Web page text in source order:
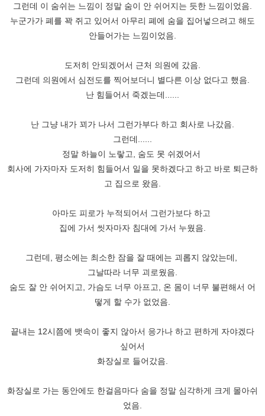
그런데 이 숨쉬는 느낌이 정말 숨이 안 쉬어지는 듯한 느낌이었음.
누군가가 폐를 꽉 쥐고 있어서 아무리 폐에 숨을 집어넣으려고 해도
안들어가는 느낌이었음.
도저히 안되겠어서 근처 의원에 갔음.
그런데 의원에서 심전도를 찍어보더니 별다른 이상 없다고 했음.
난 힘들어서 죽겠는데......
난 그냥 내가 꾀가 나서 그런가부다 하고 회사로 나갔음.
그런데......
정말 하늘이 노랗고, 숨도 못 쉬겠어서
회사에 가자마자 도저히 힘들어서 일을 못하겠다고 하고 바로 퇴근하
고 집으로 왔음.
아마도 피로가 누적되어서 그런가보다 하고
집에 가서 씻자마자 침대에 가서 누웠음.
그런데, 평소에는 최소한 잠을 잘 때에는 괴롭지 않았는데,
그날따라 너무 괴로웠음.
숨도 잘 안 쉬어지고, 가슴도 너무 아프고, 온 몸이 너무 불편해서 어
떻게 할 수가 없었음.
끝내는 12시쯤에 뱃속이 좋지 않아서 응가나 하고 편하게 자야겠다
싶어서
화장실로 들어갔음.
화장실로 가는 동안에도 한걸음마다 숨을 정말 심각하게 크게 몰아쉬
었음.